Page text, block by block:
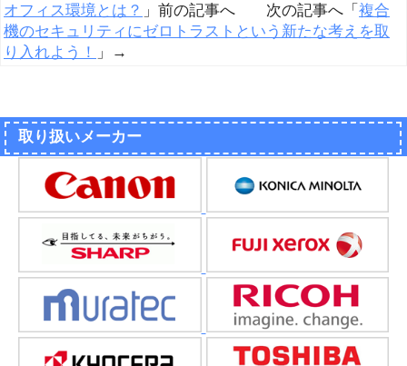
オフィス環境とは？ 」前の記事へ 次の記事へ「 複合
機のセキュリティにゼロトラストという新たな考えを取
り入れよう！
」→
取り扱いメーカー